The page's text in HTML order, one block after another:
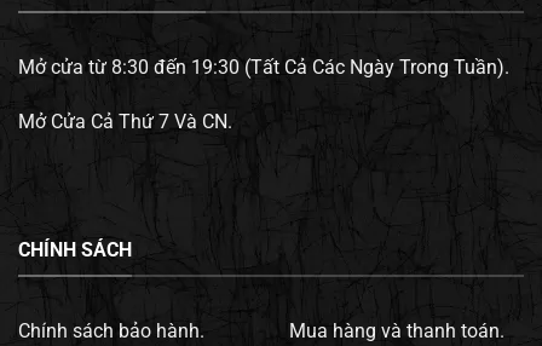
Mở cửa từ 8:30 đến 19:30 (Tất Cả Các Ngày Trong Tuần).
Mở Cửa Cả Thứ 7 Và CN.
CHÍNH SÁCH
Chính sách bảo hành. Mua hàng và thanh toán.